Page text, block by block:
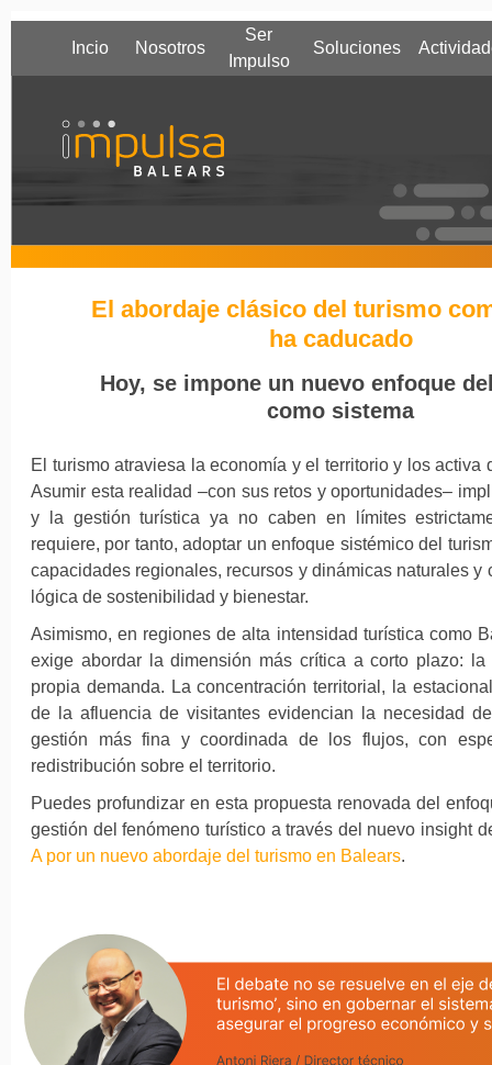
Incio Nosotros
Ser
Impulso
Soluciones
El abordaje clásico del turismo
ha caducado
Hoy, se impone un nuevo enfoque
como sistema
El turismo atraviesa la economía y el territorio y los activa
Asumir esta realidad –con sus retos y oportunidades–
y la gestión turística ya no caben en límites
requiere, por tanto, adoptar un enfoque sistémico del
capacidades regionales, recursos y dinámicas naturales y
lógica de sostenibilidad y bienestar.
Asimismo, en regiones de alta intensidad turística como
exige abordar la dimensión más crítica a corto plazo:
propia demanda. La concentración territorial, la
de la afluencia de visitantes evidencian la necesidad
gestión más fina y coordinada de los flujos, con
redistribución sobre el territorio.
Puedes profundizar en esta propuesta renovada del
gestión del fenómeno turístico a través del nuevo insight
A por un nuevo abordaje del turismo en Balears.